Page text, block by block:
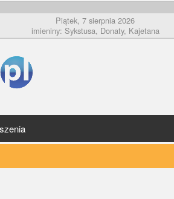
Piątek, 7 sierpnia 2026
imieniny: Sykstusa, Donaty, Kajetana